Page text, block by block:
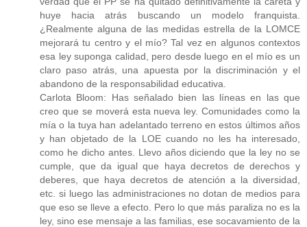
huye hacia atrás buscando un modelo franquista.
¿Realmente alguna de las medidas estrella de la LOMCE
mejorará tu centro y el mío? Tal vez en algunos contextos
esa ley suponga calidad, pero desde luego en el mío es un
claro paso atrás, una apuesta por la discriminación y el
abandono de la responsabilidad educativa.
Carlota Bloom: Has señalado bien las líneas en las que
creo que se moverá esta nueva ley. Comunidades como la
mía o la tuya han adelantado terreno en estos últimos años
y han objetado de la LOE cuando no les ha interesado,
como he dicho antes. Llevo años diciendo que la ley no se
cumple, que da igual que haya decretos de derechos y
deberes, que haya decretos de atención a la diversidad,
etc. si luego las administraciones no dotan de medios para
que eso se lleve a efecto. Pero lo que más paraliza no es la
ley, sino ese mensaje a las familias, ese socavamiento de la